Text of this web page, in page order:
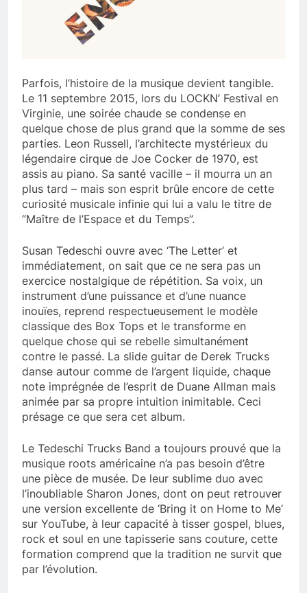
Parfois, l’histoire de la musique devient tangible.
Le 11 septembre 2015, lors du LOCKN’ Festival en
Virginie, une soirée chaude se condense en
quelque chose de plus grand que la somme de ses
parties. Leon Russell, l’architecte mystérieux du
légendaire cirque de Joe Cocker de 1970, est
assis au piano. Sa santé vacille – il mourra un an
plus tard – mais son esprit brûle encore de cette
curiosité musicale infinie qui lui a valu le titre de
“Maître de l’Espace et du Temps”.
Susan Tedeschi ouvre avec ‘The Letter’ et
immédiatement, on sait que ce ne sera pas un
exercice nostalgique de répétition. Sa voix, un
instrument d’une puissance et d’une nuance
inouïes, reprend respectueusement le modèle
classique des Box Tops et le transforme en
quelque chose qui se rebelle simultanément
contre le passé. La slide guitar de Derek Trucks
danse autour comme de l’argent liquide, chaque
note imprégnée de l’esprit de Duane Allman mais
animée par sa propre intuition inimitable. Ceci
présage ce que sera cet album.
Le Tedeschi Trucks Band a toujours prouvé que la
musique roots américaine n’a pas besoin d’être
une pièce de musée. De leur sublime duo avec
l’inoubliable Sharon Jones, dont on peut retrouver
une version excellente de ‘Bring it on Home to Me’
sur YouTube, à leur capacité à tisser gospel, blues,
rock et soul en une tapisserie sans couture, cette
formation comprend que la tradition ne survit que
par l’évolution.